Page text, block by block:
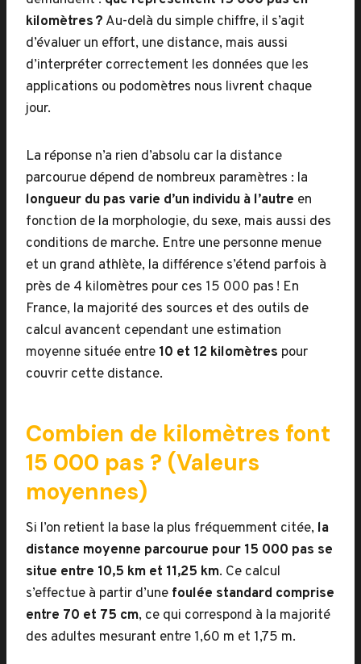
kilomètres ? Au-delà du simple chiffre, il s’agit
d’évaluer un effort, une distance, mais aussi
d’interpréter correctement les données que les
applications ou podomètres nous livrent chaque
jour.
La réponse n’a rien d’absolu car la distance
parcourue dépend de nombreux paramètres : la
longueur du pas varie d’un individu à l’autre en
fonction de la morphologie, du sexe, mais aussi des
conditions de marche. Entre une personne menue
et un grand athlète, la différence s’étend parfois à
près de 4 kilomètres pour ces 15 000 pas ! En
France, la majorité des sources et des outils de
calcul avancent cependant une estimation
moyenne située entre 10 et 12 kilomètres pour
couvrir cette distance.
Combien de kilomètres font
15 000 pas ? (Valeurs
moyennes)
Si l’on retient la base la plus fréquemment citée, la
distance moyenne parcourue pour 15 000 pas se
situe entre 10,5 km et 11,25 km. Ce calcul
s’effectue à partir d’une foulée standard comprise
entre 70 et 75 cm, ce qui correspond à la majorité
des adultes mesurant entre 1,60 m et 1,75 m.